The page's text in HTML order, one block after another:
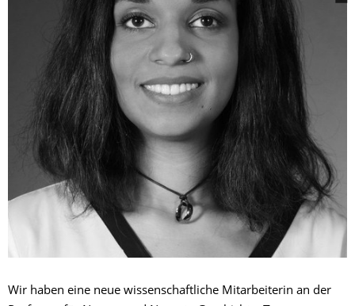
Wir haben eine neue wissenschaftliche Mitarbeiterin an der